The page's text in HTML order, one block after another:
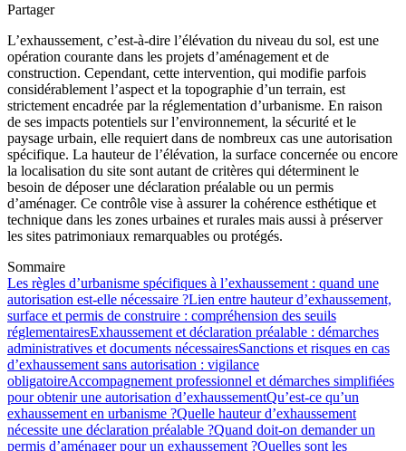
Partager
L’exhaussement, c’est-à-dire l’élévation du niveau du sol, est une
opération courante dans les projets d’aménagement et de
construction. Cependant, cette intervention, qui modifie parfois
considérablement l’aspect et la topographie d’un terrain, est
strictement encadrée par la réglementation d’urbanisme. En raison
de ses impacts potentiels sur l’environnement, la sécurité et le
paysage urbain, elle requiert dans de nombreux cas une autorisation
spécifique. La hauteur de l’élévation, la surface concernée ou encore
la localisation du site sont autant de critères qui déterminent le
besoin de déposer une déclaration préalable ou un permis
d’aménager. Ce contrôle vise à assurer la cohérence esthétique et
technique dans les zones urbaines et rurales mais aussi à préserver
les sites patrimoniaux remarquables ou protégés.
Sommaire
Les règles d’urbanisme spécifiques à l’exhaussement : quand une
autorisation est-elle nécessaire ?Lien entre hauteur d’exhaussement,
surface et permis de construire : compréhension des seuils
réglementairesExhaussement et déclaration préalable : démarches
administratives et documents nécessairesSanctions et risques en cas
d’exhaussement sans autorisation : vigilance
obligatoireAccompagnement professionnel et démarches simplifiées
pour obtenir une autorisation d’exhaussementQu’est-ce qu’un
exhaussement en urbanisme ?Quelle hauteur d’exhaussement
nécessite une déclaration préalable ?Quand doit-on demander un
permis d’aménager pour un exhaussement ?Quelles sont les